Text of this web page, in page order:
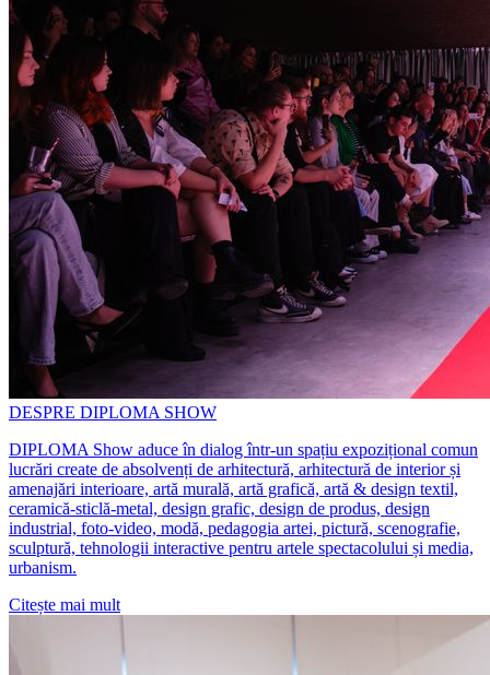
DESPRE DIPLOMA SHOW
DIPLOMA Show aduce în dialog într-un spațiu expozițional comun
lucrări create de absolvenți de arhitectură, arhitectură de interior și
amenajări interioare, artă murală, artă grafică, artă & design textil,
ceramică-sticlă-metal, design grafic, design de produs, design
industrial, foto-video, modă, pedagogia artei, pictură, scenografie,
sculptură, tehnologii interactive pentru artele spectacolului și media,
urbanism.
Citește mai mult